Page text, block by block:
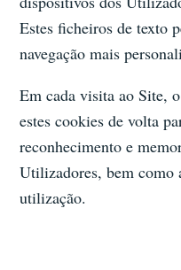
Estes ficheiros de texto
navegação mais
Em cada visita ao Site,
estes cookies de volta
reconhecimento e
Utilizadores, bem como
utilização.